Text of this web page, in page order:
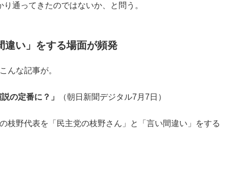
通ってきたのではないか、と問う。
違い」をする場面が頻発
んな記事が。
の定番に？」 （朝日新聞デジタル7月7日）
野代表を「民主党の枝野さん」と「言い間違い」をする